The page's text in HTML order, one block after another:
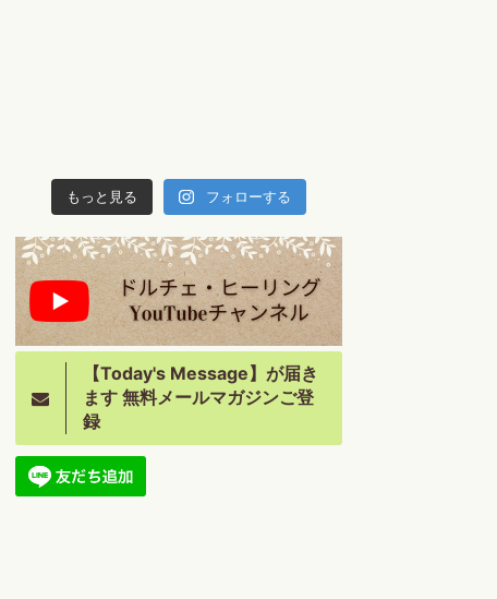
もっと見る フォローする
【Today's Message】が届き
ます 無料メールマガジンご登
録